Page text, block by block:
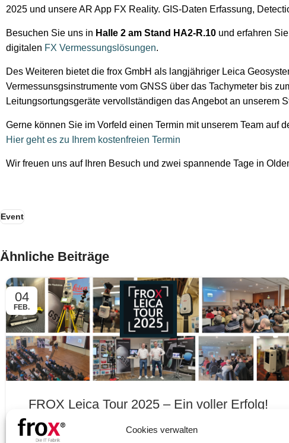
Cookies verwalten
2025 und unsere AR App FX Reality. GIS-Daten Erfassung,
Besuchen Sie uns in Halle 2 am Stand HA2-R.10 und erfahren
digitalen FX Vermessungslösungen.
Des Weiteren bietet die frox GmbH als langjähriger Leica
Vermessunsgsinstrumente vom GNSS über das Tachymeter bis
Leitungsortungsgeräte vervollständigen das Angebot an unserem
Gerne können Sie im Vorfeld einen Termin mit unserem Team auf
Hier geht es zu Ihrem kostenfreien Termin
Wir freuen uns auf Ihren Besuch und zwei spannende Tage in
Event
Ähnliche Beiträge
04
FEB.
FROX Leica Tour 2025 – Ein voller Erfolg!
Vom 20. bis 30. Januar waren wir mit der FROX Leica Tour
wieder in der Region West unterwegs. An acht Standorten